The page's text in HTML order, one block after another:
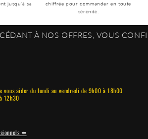
jusqu'à sa
chiffrée pour commander en toute
sérénité.
OFFRES, VOUS CONFIRMEZ
vous aider du lundi au vendredi de 9h00 à 18h00
12h30
⬅️